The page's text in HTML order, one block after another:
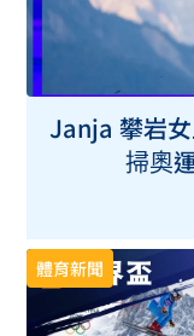
Janja 攀岩
掃奧
體育新聞